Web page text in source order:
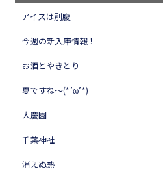
アイスは別腹
今週の新入庫情報！
お酒とやきとり
夏ですね～(*’ω’*)
大慶園
千葉神社
消えぬ熱